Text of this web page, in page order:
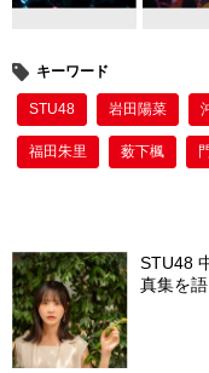
キーワード
STU48 岩田陽菜
福田朱里 薮下楓
STU48
真集を語